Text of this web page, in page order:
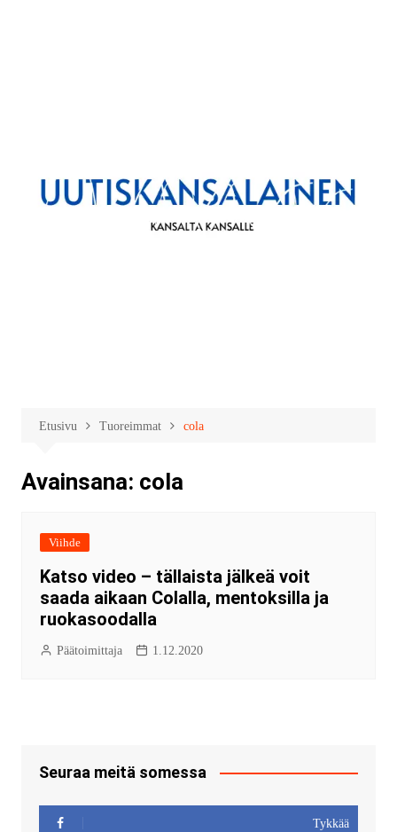
Etusivu Tuoreimmat cola
Avainsana: cola
Viihde
Katso video – tällaista jälkeä voit
saada aikaan Colalla, mentoksilla ja
ruokasoodalla
Päätoimittaja 1.12.2020
Seuraa meitä somessa
Tykkää